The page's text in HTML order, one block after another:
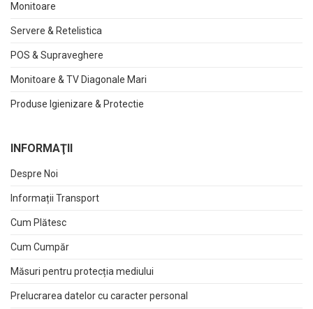
Monitoare
Servere & Retelistica
POS & Supraveghere
Monitoare & TV Diagonale Mari
Produse Igienizare & Protectie
INFORMAŢII
Despre Noi
Informații Transport
Cum Plătesc
Cum Cumpăr
Măsuri pentru protecția mediului
Prelucrarea datelor cu caracter personal